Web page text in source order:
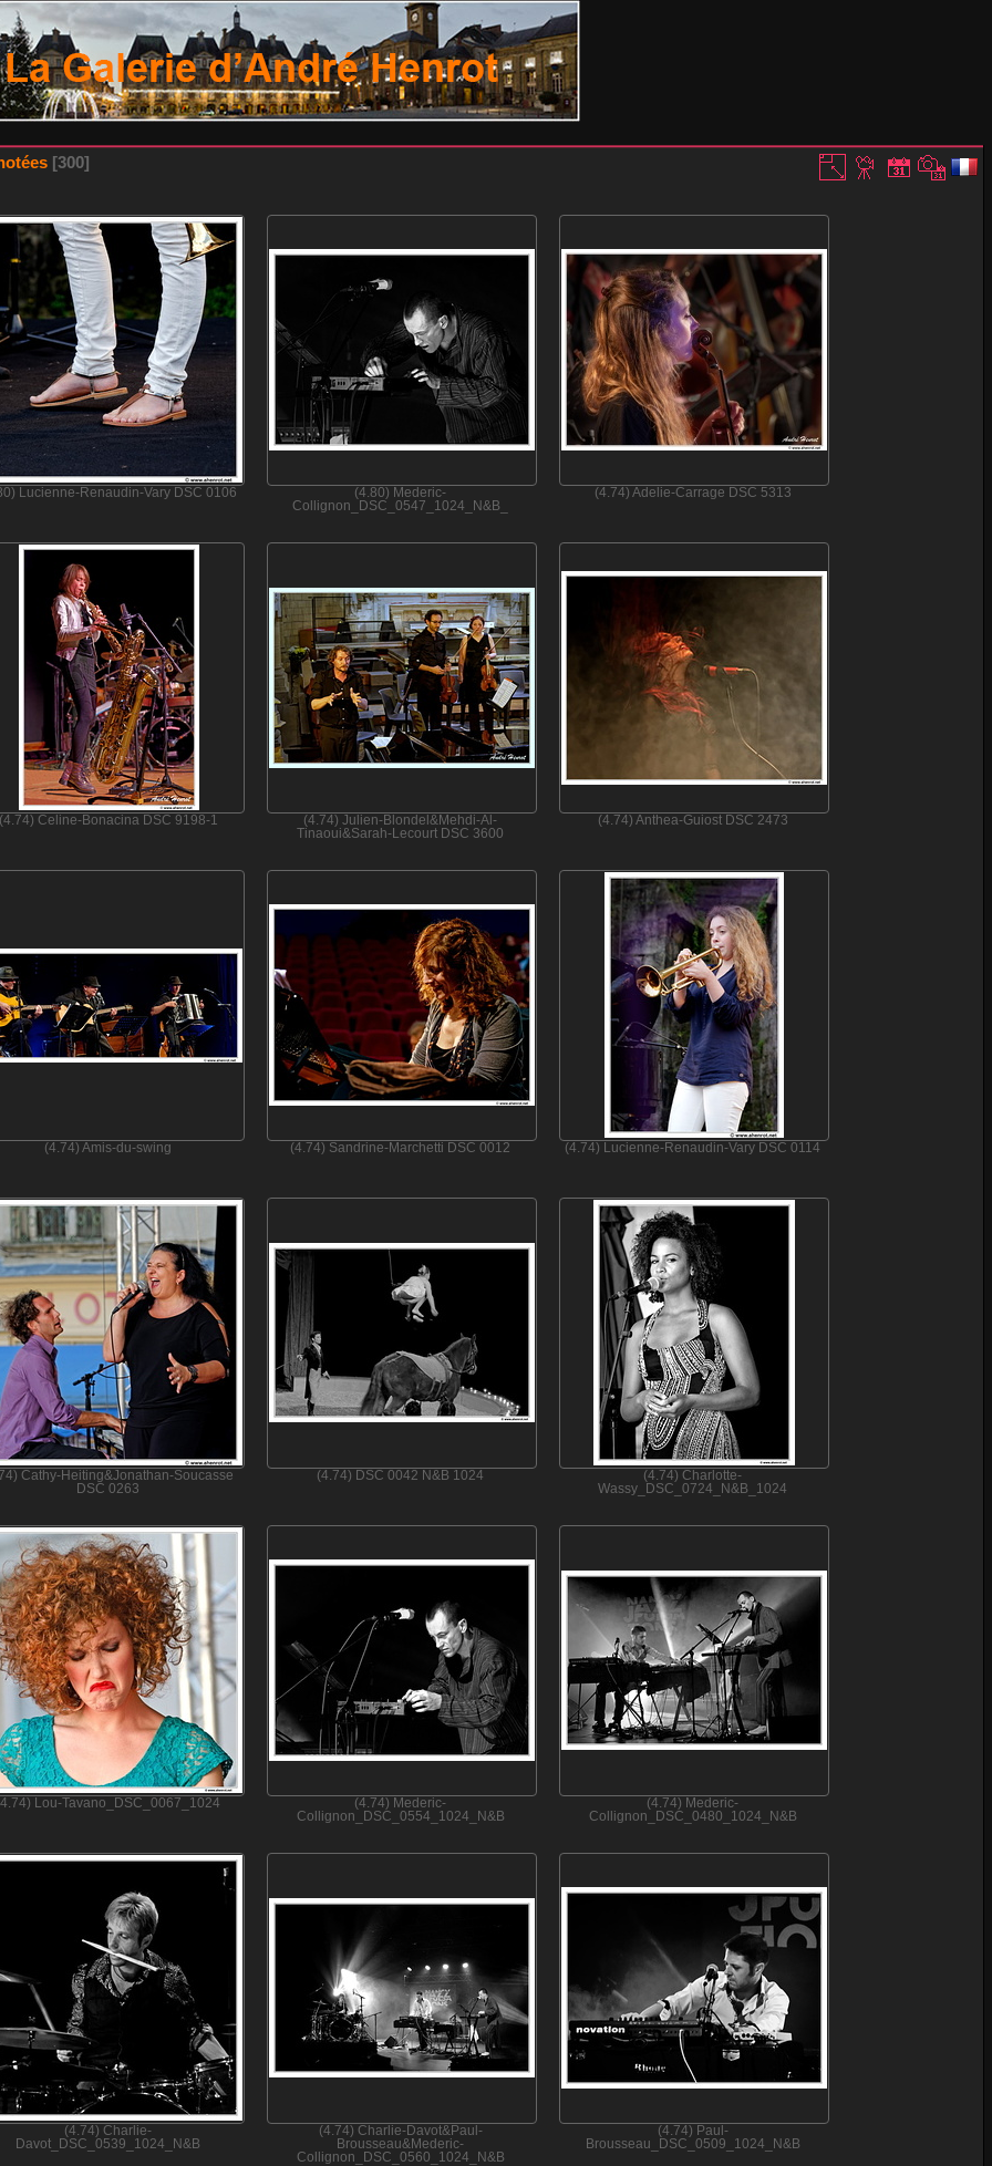
300
Lucienne-Renaudin-Vary DSC 0106
(4.80) Mederic-
Collignon_DSC_0547_1024_N&B_
(4.74) Adelie-Carrage DSC 5313
Celine-Bonacina DSC 9198-1
(4.74) Julien-Blondel&Mehdi-Al-
Tinaoui&Sarah-Lecourt DSC 3600
(4.74) Anthea-Guiost DSC 2473
(4.74) Amis-du-swing (4.74) Sandrine-Marchetti DSC 0012 (4.74) Lucienne-Renaudin-Vary DSC 0114
Cathy-Heiting&Jonathan-Soucasse
DSC 0263
(4.74) DSC 0042 N&B 1024
(4.74) Charlotte-
Wassy_DSC_0724_N&B_1024
Lou-Tavano_DSC_0067_1024
(4.74) Mederic-
Collignon_DSC_0554_1024_N&B
(4.74) Mederic-
Collignon_DSC_0480_1024_N&B
(4.74) Charlie-
Davot_DSC_0539_1024_N&B
(4.74) Charlie-Davot&Paul-
Brousseau&Mederic-
Collignon_DSC_0560_1024_N&B
(4.74) Paul-
Brousseau_DSC_0509_1024_N&B